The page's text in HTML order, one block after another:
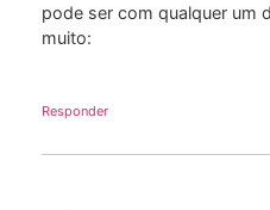
pode ser com qualquer um
muito:
Responder